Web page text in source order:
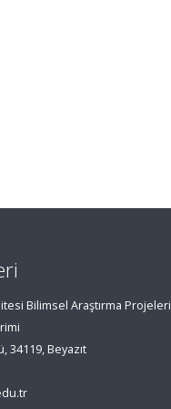
Bilimsel Araştırma Projeleri
34119, Beyazıt